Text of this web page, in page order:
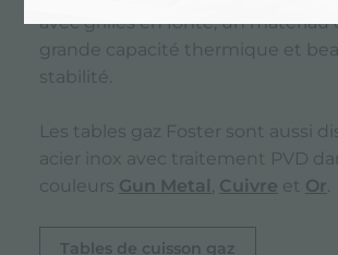
avec grilles en fonte, un matériau
grande capacité thermique et
stabilité.
Les tables gaz Foster sont aussi
acier inox avec traitement PVD
couleurs Gun Metal , Cuivre et Or.
Tables de cuisson gaz